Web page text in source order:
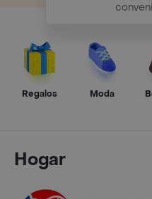
Regalos Moda
Hogar